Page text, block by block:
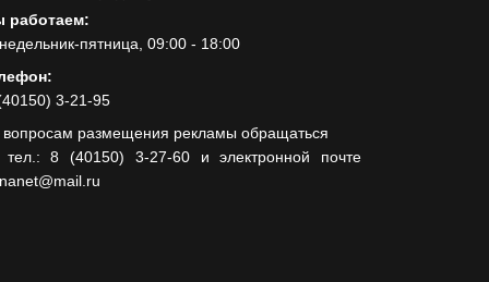
работаем:
пятница, 09:00 - 18:00
3-21-95
размещения рекламы обращаться
тел.: 8 (40150) 3-27-60 и электронной почте